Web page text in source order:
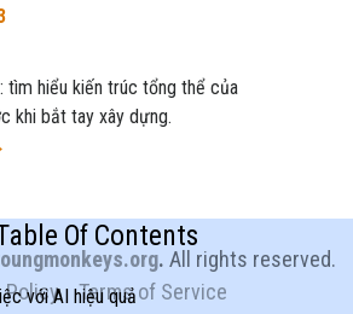
tìm hiểu kiến trúc tổng thể của
khi bắt tay xây dựng.
Of Contents
với AI hiệu quả
. All rights reserved.
Policy
Terms of Service